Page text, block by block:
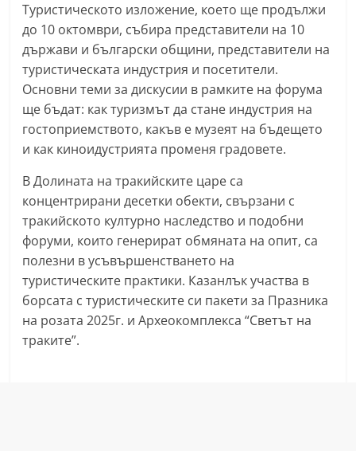
z
a
n
l
a
k
-
b
g
.
i
n
f
o
Туристическото изложение, което ще продължи
до 10 октомври, събира представители на 10
държави и български общини, представители на
туристическата индустрия и посетители.
Основни теми за дискусии в рамките на форума
ще бъдат: как туризмът да стане индустрия на
гостоприемството, какъв е музеят на бъдещето
и как киноидустрията променя градовете.
В Долината на тракийските царе са
концентрирани десетки обекти, свързани с
тракийското културно наследство и подобни
форуми, които генерират обмяната на опит, са
полезни в усъвършенстването на
туристическите практики. Казанлък участва в
борсата с туристическите си пакети за Празника
на розата 2025г. и Археокомплекса “Светът на
траките”.